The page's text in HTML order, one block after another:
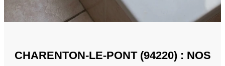
CHARENTON-LE-PONT (94220) : NOS